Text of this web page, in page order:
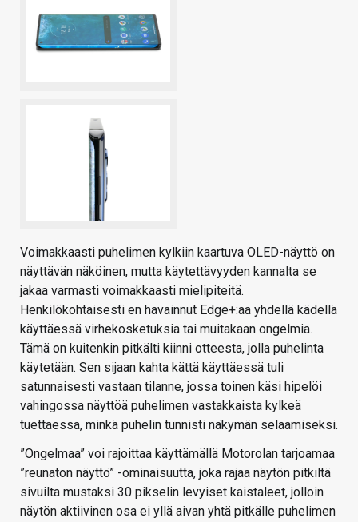
Voimakkaasti puhelimen kylkiin kaartuva OLED-näyttö on
näyttävän näköinen, mutta käytettävyyden kannalta se
jakaa varmasti voimakkaasti mielipiteitä.
Henkilökohtaisesti en havainnut Edge+:aa yhdellä kädellä
käyttäessä virhekosketuksia tai muitakaan ongelmia.
Tämä on kuitenkin pitkälti kiinni otteesta, jolla puhelinta
käytetään. Sen sijaan kahta kättä käyttäessä tuli
satunnaisesti vastaan tilanne, jossa toinen käsi hipelöi
vahingossa näyttöä puhelimen vastakkaista kylkeä
tuettaessa, minkä puhelin tunnisti näkymän selaamiseksi.
”Ongelmaa” voi rajoittaa käyttämällä Motorolan tarjoamaa
”reunaton näyttö” -ominaisuutta, joka rajaa näytön pitkiltä
sivuilta mustaksi 30 pikselin levyiset kaistaleet, jolloin
näytön aktiivinen osa ei yllä aivan yhtä pitkälle puhelimen